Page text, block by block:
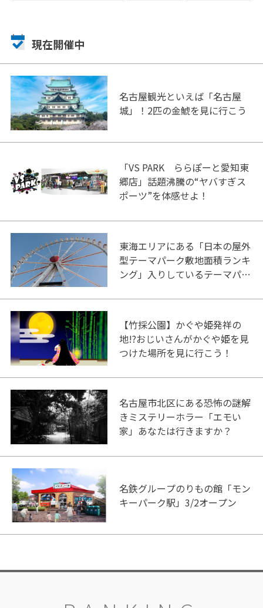
現在開催中
名古屋観光といえば「名古屋
城」！2匹の金鯱を見に行こう
「VS PARK ららぽーと愛知東
郷店」話題沸騰の“ヤバすぎス
ポーツ”を体感せよ！
東海エリアにある「日本の屋外
型テーマパーク敷地面積ランキ
ング」入りしているテーマパー
【竹採公園】かぐや姫発祥の
地!?おじいさんがかぐや姫を見
つけた場所を見に行こう！
名古屋市北区にある恐怖の謎解
きミステリーホラー「エモい
家」あなたは行きますか？
名鉄グループのりもの館「モン
キーパーク駅」3/2オープン